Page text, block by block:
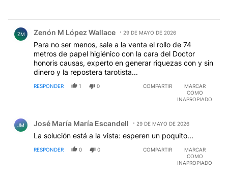
ZM Zenón M López Wallace 29 DE MAYO DE 2026
Para no ser menos, sale a la venta el rollo de 74
metros de papel higiénico con la cara del Doctor
honoris causas, experto en generar riquezas con y sin
dinero y la repostera tarotista...
RESPONDER 1 0 COMPARTIR
MARCAR
COMO
INAPROPIADO
JM José María María Escandell 29 DE MAYO DE 2026
La solución está a la vista: esperen un poquito...
RESPONDER 0 0 COMPARTIR
MARCAR
COMO
INAPROPIADO